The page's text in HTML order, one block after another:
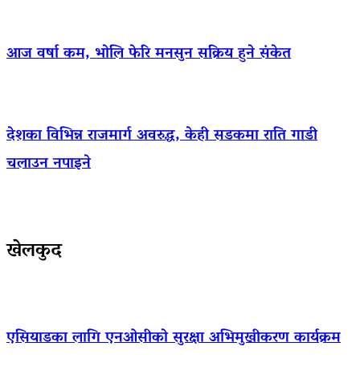
आज वर्षा कम, भोलि फेरि मनसुन सक्रिय हुने संकेत
देशका विभिन्न राजमार्ग अवरुद्ध, केही सडकमा राति गाडी
चलाउन नपाइने
खेलकुद
एसियाडका लागि एनओसीको सुरक्षा अभिमुखीकरण कार्यक्रम